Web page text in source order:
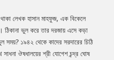
লেখক হাসান মাহফুজ, এক বিকেলে
ঠিকানা ভুল করে তার দরজায় এসে কড়া
১৯৪২ থেকে কাদের সরদারের চিঠি
ঔষধালয়ের শ্রী যোগেশ চন্দ্র ঘোষ